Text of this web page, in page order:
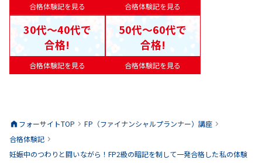
合格体験記を見る 合格体験記を見る
合格体験記を見る
30代〜40代で
合格!
合格体験記を見る
50代〜60代で
合格!
フォーサイトTOP FP（ファイナンシャルプランナー）講座
合格体験記
妊娠中のつわりと闘いながら！FP2級の暗記を制して一発合格した私の体験